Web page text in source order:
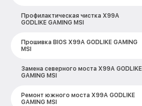
Профилактическая чистка X99A
GODLIKE GAMING MSI
Прошивка BIOS X99A GODLIKE GAMING
MSI
Замена северного моста X99A GODLIKE
GAMING MSI
Ремонт южного моста X99A GODLIKE
GAMING MSI